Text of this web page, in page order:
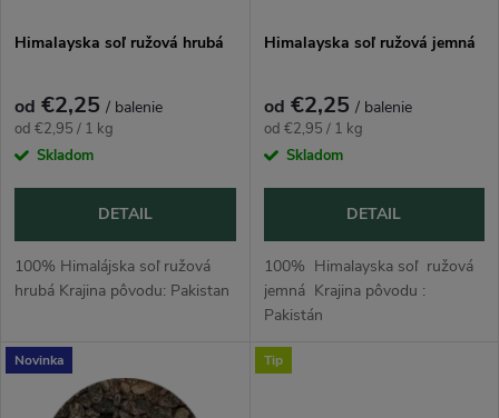
e
p
r
o
d
u
s
p
r
o
d
u
k
Himalayska soľ ružová hrubá
od €2,25 / balenie
Jednotková
cena:
od €2,95 / 1 kg
Skladom
DETAIL
100% Himalájska soľ ružová
hrubá Krajina pôvodu: Pakistan
Himalayska soľ ružová jemná
od €2,25 / balenie
Jednotková
cena:
od €2,95 / 1 kg
Skladom
DETAIL
100% Himalayska soľ ružová
jemná Krajina pôvodu :
Pakistán
Novinka Tip